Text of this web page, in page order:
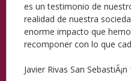
es un testimonio de
realidad de nuestra
enorme impacto que
recomponer con lo que
Javier Rivas San